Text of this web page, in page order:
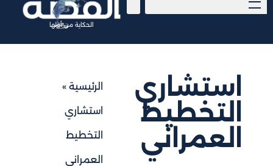
الحكاية من أولها
استشاري
التخطيط
العمراني
الرئيسية »
استشاري
التخطيط
العمراني